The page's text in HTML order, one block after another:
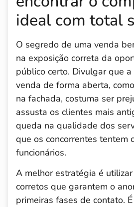
ideal com total
O segredo de uma venda
na exposição correta da
público certo. Divulgar que
venda de forma aberta,
na fachada, costuma ser
assusta os clientes mais
queda na qualidade dos
que os concorrentes tentem
funcionários.
A melhor estratégia é
corretos que garantem o
primeiras fases de contato.